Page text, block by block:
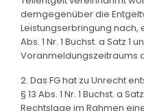
demgegenüber die
Leistungserbringung nach,
Abs. 1 Nr. 1 Buchst. a Satz 1
Voranmeldungszeitraums
2. Das FG hat zu Unrecht
§ 13 Abs. 1 Nr. 1 Buchst. a
Rechtslage im Rahmen